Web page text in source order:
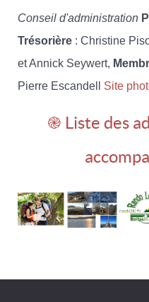
Conseil d'administration
Trésorière : Christine
et Annick Seywert,
Pierre Escandell Site
֎ Liste des